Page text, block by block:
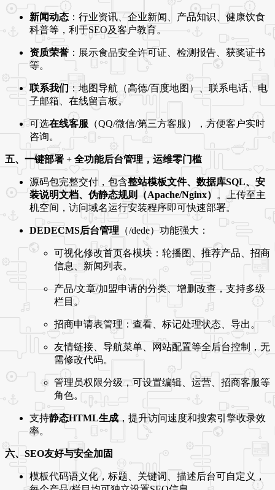
新闻动态 ：行业资讯、企业新闻、产品知识、健康饮食
科普等，利于SEO及客户教育。
资质荣誉 ：展示食品安全许可证、检测报告、获奖证书
等。
联系我们：地图导航（高德/百度地图）、联系电话、电
子邮箱、在线留言板。
可选在线客服 （QQ/微信/第三方客服），方便客户实时
咨询。
五、一键部署 + 全功能后台管理，运维零门槛
源码包完整交付，包含整站模板文件、数据库SQL、安
装说明文档、伪静态规则（Apache/Nginx） 。上传至主
机空间，访问域名运行安装程序即可快速部署。
DEDECMS后台管理 （/dede）功能强大：
可视化修改首页各模块：轮播图、推荐产品、招商
信息、新闻列表。
产品/文章/加盟申请的分类、增删改查，支持多级
栏目。
招商申请表管理：查看、标记处理状态、导出。
友情链接、导航菜单、网站配置等全后台控制，无
需修改代码。
管理员权限分级，可设置编辑、运营、招商客服等
角色。
支持静态HTML生成，提升访问速度和搜索引擎收录效
率。
六、SEO友好与安全加固
模板代码语义化，标题、关键词、描述后台可自定义，